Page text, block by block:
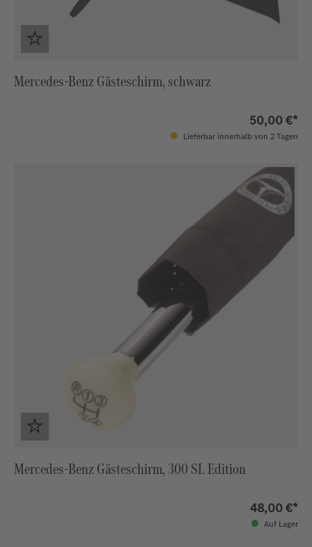
Mercedes-Benz Gästeschirm, schwarz
50,00 €*
Lieferbar innerhalb von 2 Tagen
Mercedes-Benz Gästeschirm, 300 SL Edition
48,00 €*
Auf Lager